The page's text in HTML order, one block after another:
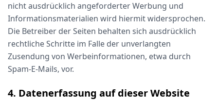
nicht ausdrücklich angeforderter Werbung und
Informationsmaterialien wird hiermit widersprochen.
Die Betreiber der Seiten behalten sich ausdrücklich
rechtliche Schritte im Falle der unverlangten
Zusendung von Werbeinformationen, etwa durch
Spam-E-Mails, vor.
4. Datenerfassung auf dieser Website